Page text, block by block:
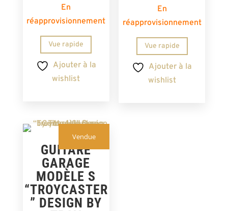
En
réapprovisionnement
Vue rapide
Ajouter à la
wishlist
En
réapprovisionnement
Vue rapide
Ajouter à la
wishlist
Vendue
GUITARE
GARAGE
MODÈLE S
“TROYCASTER
” DESIGN BY